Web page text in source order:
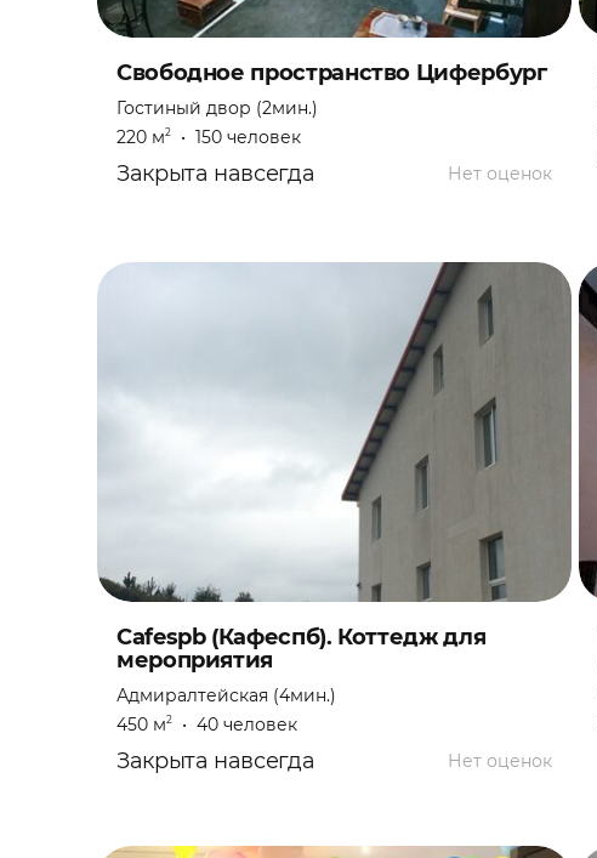
Свободное пространство Цифербург
Гостиный двор (2мин.)
220 м2 • 150 человек
Нет оценок
Закрыта навсегда
Cafespb (Кафеспб). Коттедж для
мероприятия
Адмиралтейская (4мин.)
450 м2 • 40 человек
Нет оценок
Закрыта навсегда